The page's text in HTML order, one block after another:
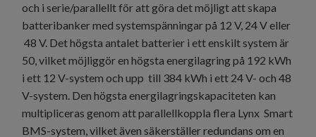
och i serie/parallellt för att göra det möjligt att skapa
batteribanker med systemspänningar på 12 V, 24 V eller
48 V. Det högsta antalet batterier i ett enskilt system är
50, vilket möjliggör en högsta energilagring på 192 kWh
i ett 12 V-system och upp till 384 kWh i ett 24 V- och 48
V-system. Den högsta energilagringskapaciteten kan
multipliceras genom att parallellkoppla flera Lynx Smart
BMS-system, vilket även säkerställer redundans om en